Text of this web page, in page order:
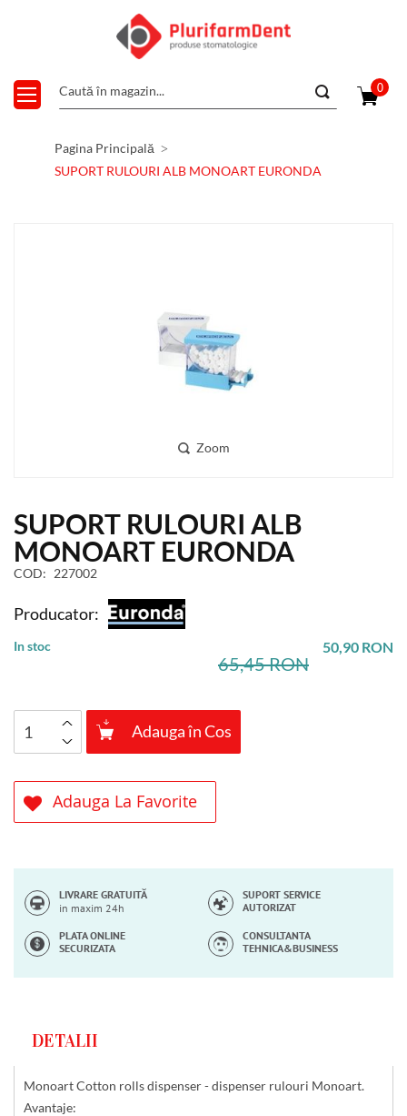
0
Pagina Principală
SUPORT RULOURI ALB MONOART EURONDA
SUPORT RULOURI ALB
MONOART EURONDA
COD 227002
Producator:
In stoc 50,90 RON
65,45 RON
Adauga în Cos
Adauga La Favorite
Zoom
to
the
beginning
of
images
LIVRARE GRATUITĂ
in maxim 24h
SUPORT SERVICE
AUTORIZAT
PLATA ONLINE
SECURIZATA
CONSULTANTA
TEHNICA&BUSINESS
DETALII
Monoart Cotton rolls dispenser - dispenser rulouri Monoart.
Avantaje: